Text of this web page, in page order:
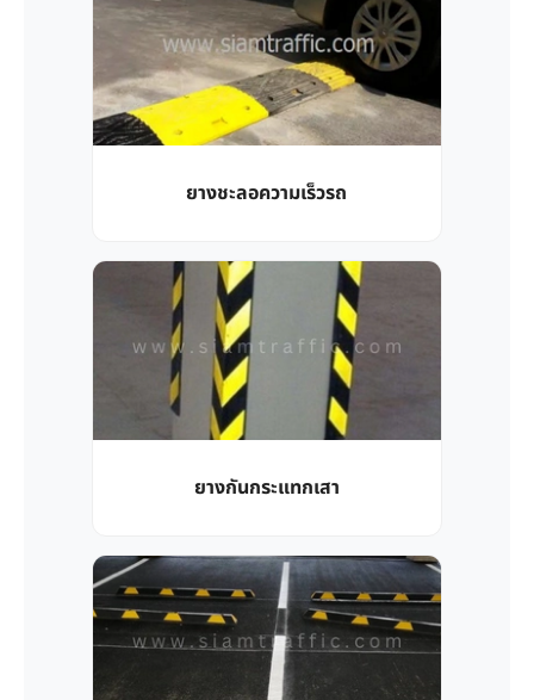
ยางชะลอความเร็วรถ
ยางกันกระแทกเสา